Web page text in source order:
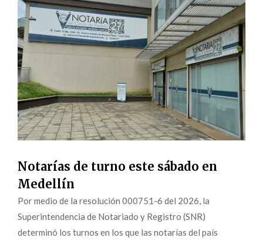
Notarías de turno este sábado en
Medellín
Por medio de la resolución 000751-6 del 2026, la
Superintendencia de Notariado y Registro (SNR)
determinó los turnos en los que las notarías del país